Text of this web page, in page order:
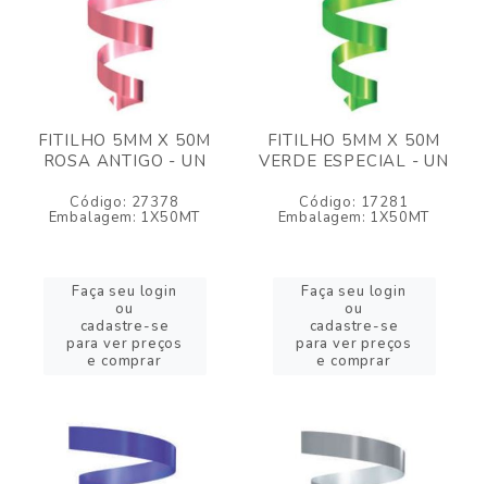
FITILHO 5MM X 50M
ROSA ANTIGO - UN
Código: 27378
Embalagem: 1X50MT
Faça seu login
ou
cadastre-se
para ver preços
e comprar
FITILHO 5MM X 50M
VERDE ESPECIAL - UN
Código: 17281
Embalagem: 1X50MT
Faça seu login
ou
cadastre-se
para ver preços
e comprar